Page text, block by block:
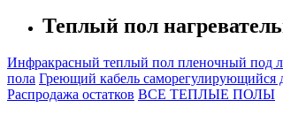
Теплый пол
Инфракрасный теплый пол пленочный под
пола Греющий кабель саморегулирующийся
Распродажа остатков ВСЕ ТЕПЛЫЕ ПОЛЫ